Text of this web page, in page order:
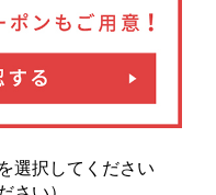
選択してください